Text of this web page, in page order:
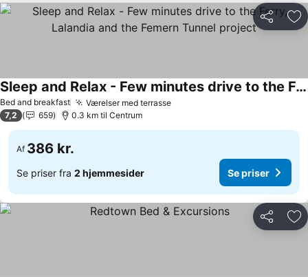
Del
Bed and breakfast Værelser med terrasse
Sleep and Relax - Few minutes drive to the Ferry, Lalandia and the Femern Tunnel project
7,2 659 0.3 km til Centrum
Af 386 kr.
Se priser fra 2 hjemmesider Se priser
Del